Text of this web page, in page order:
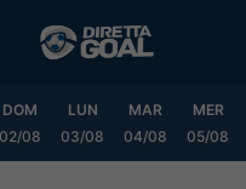
DOM
02/08
LUN
03/08
MAR
04/08
MER
05/08